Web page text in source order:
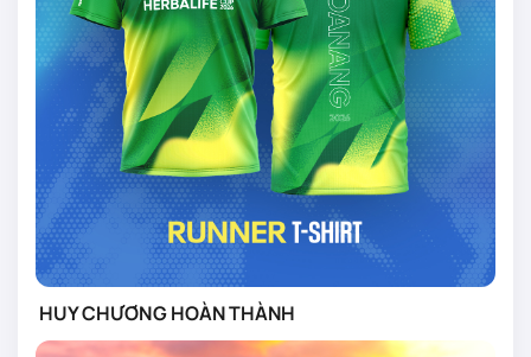
HUY CHƯƠNG HOÀN THÀNH